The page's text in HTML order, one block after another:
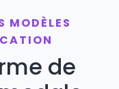
MODÈLES
de